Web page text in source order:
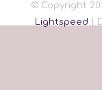
© Copyright
Lightspeed |